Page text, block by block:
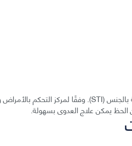
يمكن علاج العدوى بسهولة.